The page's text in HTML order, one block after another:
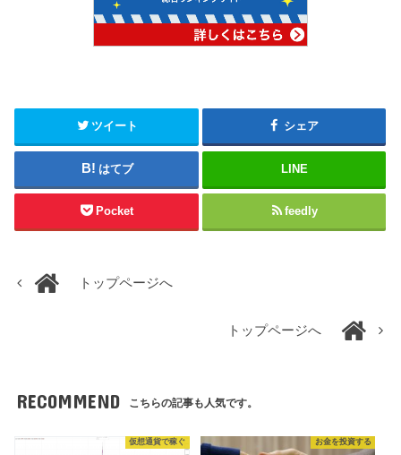
ツイート シェア
はてブ LINE
Pocket feedly
トップページへ
トップページへ
RECOMMEND こちらの記事も人気です。
仮想通貨で稼ぐ お金を投資する